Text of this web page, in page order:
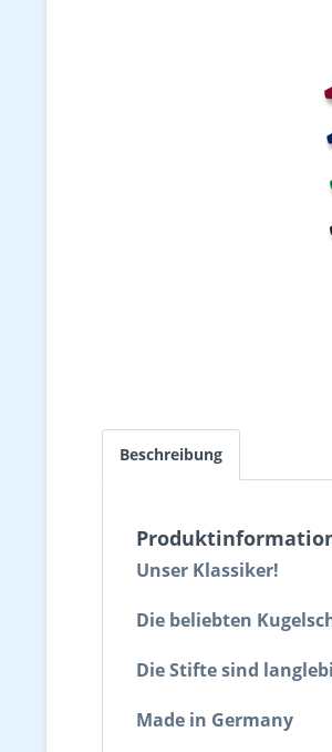
Beschreibung
Unser Klassiker!
Die beliebten
Die Stifte sind
Made in Germany